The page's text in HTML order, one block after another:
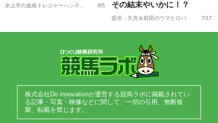
8/5
その結末やいかに！？
提供：久光＆前田のウマヒロバ 7/17
株式会社Do innovationが運営する競馬ラボに掲載されてい
る記事・写真・映像などに関して、一切の引用、無断複
製、転載を禁じます。